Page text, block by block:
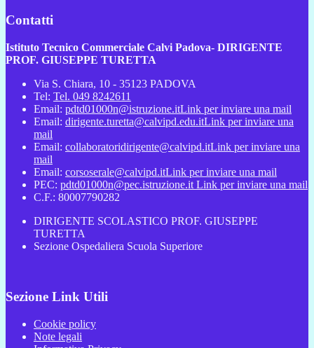
Contatti
Istituto Tecnico Commerciale Calvi Padova- DIRIGENTE
PROF. GIUSEPPE TURETTA
Via S. Chiara, 10 - 35123 PADOVA
Tel: Tel. 049 8242611
Email: pdtd01000n@istruzione.itLink per inviare una mail
Email: dirigente.turetta@calvipd.edu.itLink per inviare una
mail
Email: collaboratoridirigente@calvipd.itLink per inviare una
mail
Email: corsoserale@calvipd.itLink per inviare una mail
PEC: pdtd01000n@pec.istruzione.it Link per inviare una mail
C.F.: 80007790282
DIRIGENTE SCOLASTICO PROF. GIUSEPPE
TURETTA
Sezione Ospedaliera Scuola Superiore
Sezione Link Utili
Cookie policy
Note legali